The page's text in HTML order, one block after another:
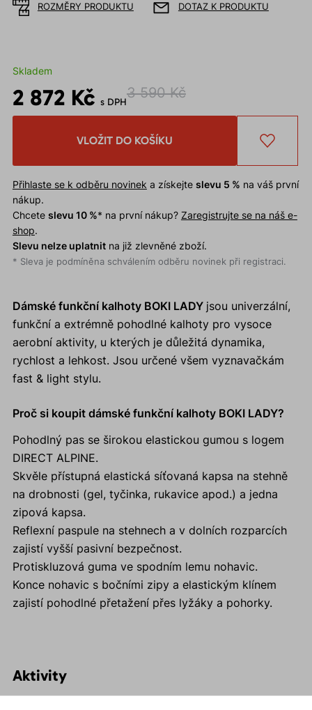
ROZMĚRY PRODUKTU DOTAZ K PRODUKTU
Skladem
2 872 Kč s DPH
3 590 Kč
VLOŽIT DO KOŠÍKU
Přihlaste se k odběru novinek a získejte slevu 5 % na váš první
nákup.
Chcete slevu 10 %* na první nákup? Zaregistrujte se na náš e-
shop.
Slevu nelze uplatnitna již zlevněné zboží.
* Sleva je podmíněna schválením odběru novinek při registraci.
Dámské funkční kalhoty BOKI LADY jsou univerzální,
funkční a extrémně pohodlné kalhoty pro vysoce
aerobní aktivity, u kterých je důležitá dynamika,
rychlost a lehkost. Jsou určené všem vyznavačkám
fast & light stylu.
Proč si koupit dámské funkční kalhoty BOKI LADY?
Pohodlný pas se širokou elastickou gumou s logem
DIRECT ALPINE.
Skvěle přístupná elastická síťovaná kapsa na stehně
na drobnosti (gel, tyčinka, rukavice apod.) a jedna
zipová kapsa.
Reflexní paspule na stehnech a v dolních rozparcích
zajistí vyšší pasivní bezpečnost.
Protiskluzová guma ve spodním lemu nohavic.
Konce nohavic s bočními zipy a elastickým klínem
zajistí pohodlné přetažení přes lyžáky a pohorky.
Aktivity